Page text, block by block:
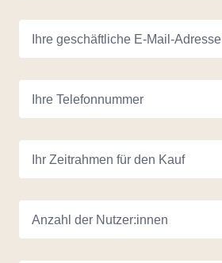
Ihre geschäftliche E-Mail-Adresse
Ihre Telefonnummer
Ihr Zeitrahmen für den Kauf
Anzahl der Nutzer:innen